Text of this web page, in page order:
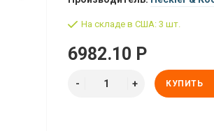
На складе в США: 3 шт.
6982.10 Р
КУПИТЬ